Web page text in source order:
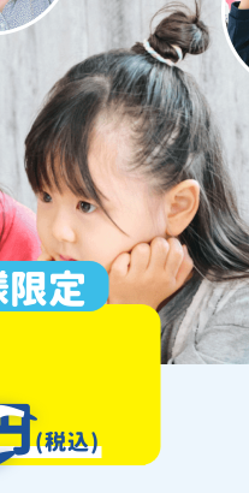
限定
(税込)